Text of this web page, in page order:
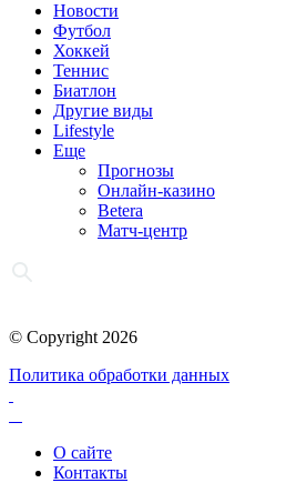
Новости
Футбол
Хоккей
Теннис
Биатлон
Другие виды
Lifestyle
Еще
Прогнозы
Онлайн-казино
Betera
Матч-центр
© Copyright 2026
Политика обработки данных
О сайте
Контакты